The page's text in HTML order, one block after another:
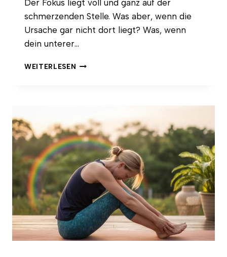
Der Fokus liegt voll und ganz auf der
schmerzenden Stelle. Was aber, wenn die
Ursache gar nicht dort liegt? Was, wenn
dein unterer…
WEITERLESEN BECKEN
GEHEIME
KRAFT
FÜR
DEINE
LENDENWIRBELSÄULE